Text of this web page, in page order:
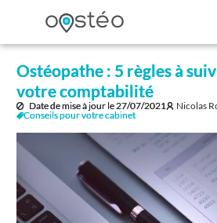
Ostéopathe : 5 règles à
votre comptabilité
Date de mise à jour le27/07/2021
Nicolas
Conseils pour votre cabinet